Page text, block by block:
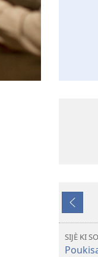
Anvan
SIJÈ KI